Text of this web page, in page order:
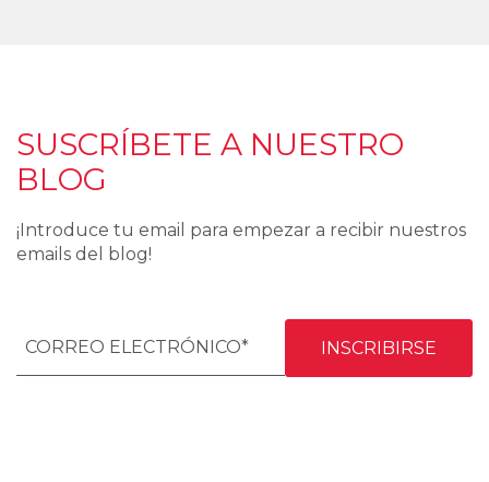
SUSCRÍBETE A NUESTRO
BLOG
¡Introduce tu email para empezar a recibir nuestros
emails del blog!